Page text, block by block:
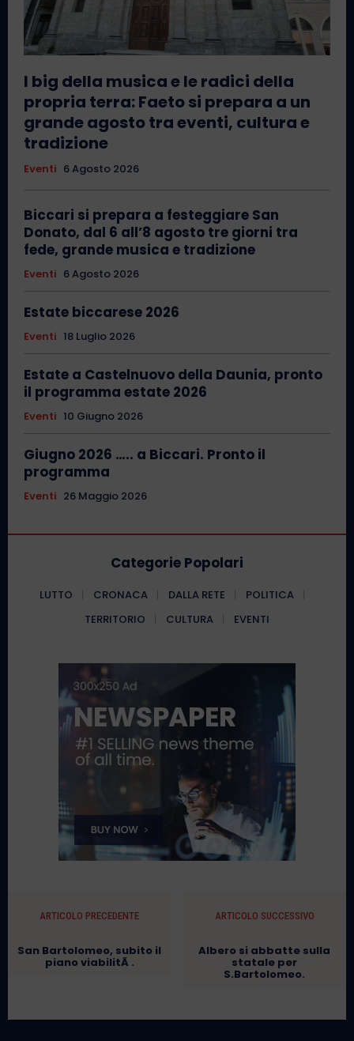
I big della musica e le radici della
propria terra: Faeto si prepara a un
grande agosto tra eventi, cultura e
tradizione
Eventi 6 Agosto 2026
Biccari si prepara a festeggiare San
Donato, dal 6 all’8 agosto tre giorni tra
fede, grande musica e tradizione
Eventi 6 Agosto 2026
Estate biccarese 2026
Eventi 18 Luglio 2026
Estate a Castelnuovo della Daunia, pronto
il programma estate 2026
Eventi 10 Giugno 2026
Giugno 2026 ….. a Biccari. Pronto il
programma
Eventi 26 Maggio 2026
Categorie Popolari
LUTTO CRONACA DALLA RETE
POLITICA
TERRITORIO
CULTURA EVENTI
ARTICOLO PRECEDENTE
San Bartolomeo, subito il
piano viabilitÃ .
ARTICOLO SUCCESSIVO
Albero si abbatte sulla
statale per
S.Bartolomeo.